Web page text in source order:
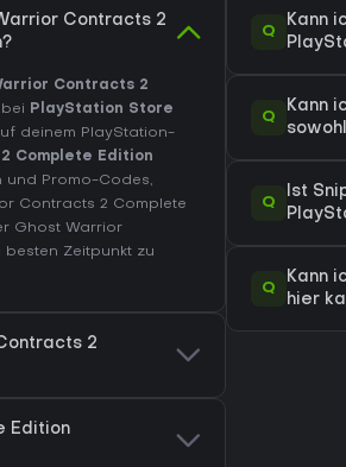
Contracts 2
Contracts 2
bei PlayStation Store
deinem PlayStation-
Complete Edition
und Promo-Codes,
Contracts 2 Complete
Ghost Warrior
besten Zeitpunkt zu
2
Edition
Q
Kann
Q
Kann
Q
Ist
Q
Kann
hier